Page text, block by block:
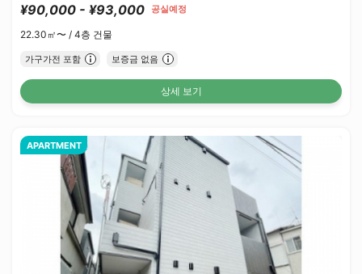
¥90,000 - ¥93,000 공실예정
22.30㎡〜 / 4층 건물
가구가전 포함 보증금 없음
상세 보기
APARTMENT